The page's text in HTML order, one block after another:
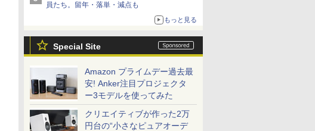
員たち。留年・落単・減点も
もっと見る
Special Site
Amazon プライムデー過去最
安! Anker注目プロジェクタ
ー3モデルを使ってみた
クリエイティブが作った2万
円台の“小さなピュアオーデ